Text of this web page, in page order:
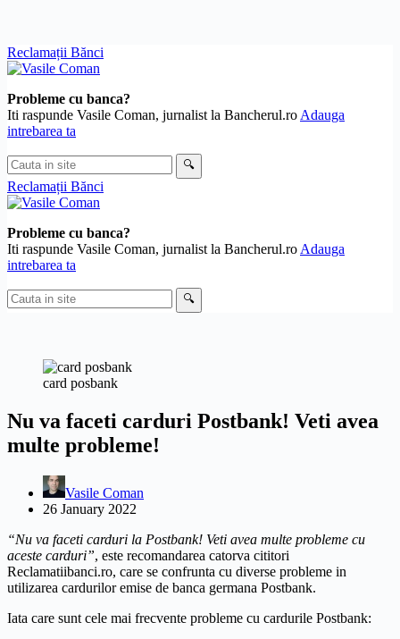
Skip
to
Reclamații Bănci
Probleme cu banca?
Iti raspunde Vasile Coman, jurnalist la Bancherul.ro Adauga
intrebarea ta
Cauta
in
site
🔍
Reclamații Bănci
Probleme cu banca?
Iti raspunde Vasile Coman, jurnalist la Bancherul.ro Adauga
intrebarea ta
Cauta
in
🔍
card posbank
Nu va faceti carduri Postbank! Veti avea
multe probleme!
Vasile Coman
26 January 2022
“Nu va faceti carduri la Postbank! Veti avea multe probleme cu
aceste carduri”, este recomandarea catorva cititori
Reclamatiibanci.ro, care se confrunta cu diverse probleme in
utilizarea cardurilor emise de banca germana Postbank.
Iata care sunt cele mai frecvente probleme cu cardurile Postbank: